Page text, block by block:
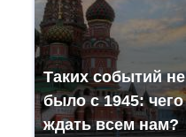
Таких событий не
было с 1945: чего
ждать всем нам?